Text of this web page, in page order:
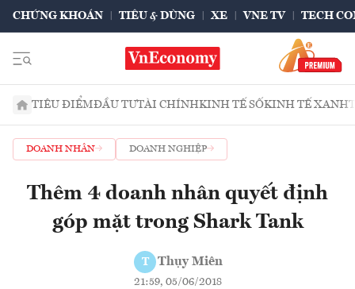
CHỨNG KHOÁN TIÊU & DÙNG XE VNE TV TECH
TIÊU ĐIỂMĐẦU TƯTÀI CHÍNHKINH TẾ SỐKINH TẾ XANH
DOANH NHÂN DOANH NGHIỆP
Thêm 4 doanh nhân quyết định
góp mặt trong Shark Tank
T Thụy Miên
21:59, 05/06/2018